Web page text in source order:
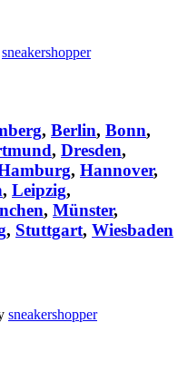
sneakershopper
, Berlin, Bonn,
, Dresden,
, Hannover,
, Leipzig,
, Münster,
, Stuttgart, Wiesbaden
sneakershopper